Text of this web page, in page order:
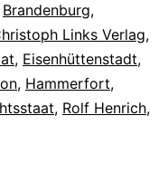
Brandenburg,
Links Verlag,
, Eisenhüttenstadt,
, Hammerfort,
, Rolf Henrich,